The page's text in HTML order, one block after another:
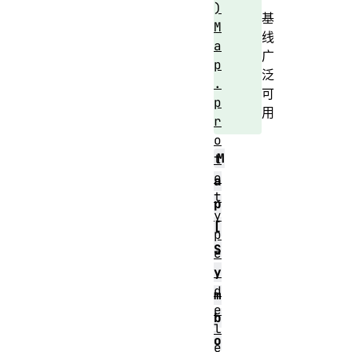
基
线
广
泛
可
用
M
a
p
[
S
y
m
b
o
)
M
a
p
.
p
r
o
t
o
t
y
p
e
.
d
e
l
e